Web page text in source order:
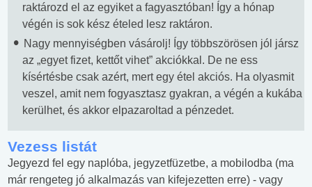
raktározd el az egyiket a fagyasztóban! Így a hónap
végén is sok kész ételed lesz raktáron.
Nagy mennyiségben vásárolj! Így többszörösen jól jársz
az „egyet fizet, kettőt vihet” akciókkal. De ne ess
kísértésbe csak azért, mert egy étel akciós. Ha olyasmit
veszel, amit nem fogyasztasz gyakran, a végén a kukába
kerülhet, és akkor elpazaroltad a pénzedet.
Vezess listát
Jegyezd fel egy naplóba, jegyzetfüzetbe, a mobilodba (ma
már rengeteg jó alkalmazás van kifejezetten erre) - vagy